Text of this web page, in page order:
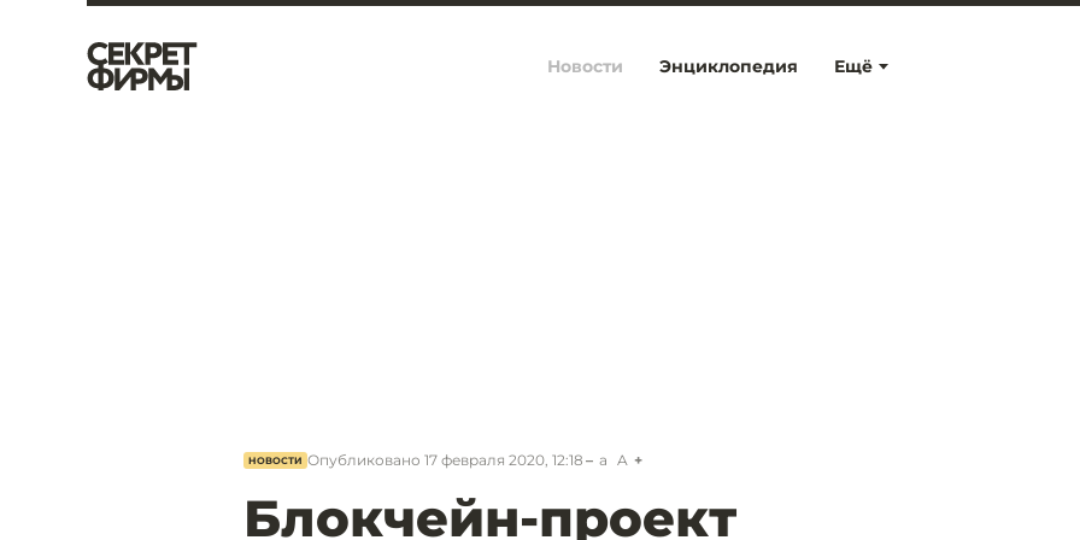
Ещё
Новости Энциклопедия
НОВОСТИ Опубликовано 17 февраля 2020, 12:18 a A
Блокчейн-проект